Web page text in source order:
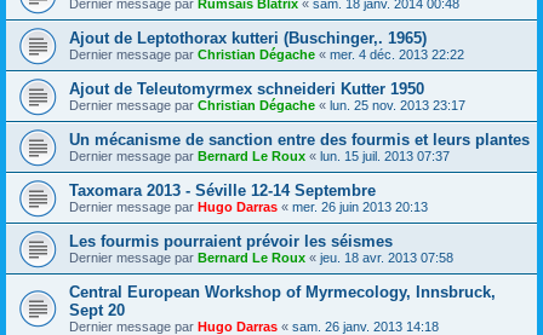
Dernier message par Rumsaïs Blatrix « sam. 18 janv. 2014 00:48
Ajout de Leptothorax kutteri (Buschinger,. 1965)
Dernier message par Christian Dégache « mer. 4 déc. 2013 22:22
Ajout de Teleutomyrmex schneideri Kutter 1950
Dernier message par Christian Dégache « lun. 25 nov. 2013 23:17
Un mécanisme de sanction entre des fourmis et leurs plantes
Dernier message par Bernard Le Roux « lun. 15 juil. 2013 07:37
Taxomara 2013 - Séville 12-14 Septembre
Dernier message par Hugo Darras « mer. 26 juin 2013 20:13
Les fourmis pourraient prévoir les séismes
Dernier message par Bernard Le Roux « jeu. 18 avr. 2013 07:58
Central European Workshop of Myrmecology, Innsbruck,
Sept 20
Dernier message par Hugo Darras « sam. 26 janv. 2013 14:18